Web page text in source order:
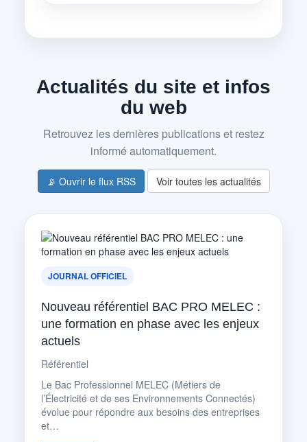
Actualités du site et infos
du web
Retrouvez les dernières publications et restez
informé automatiquement.
📡 Ouvrir le flux RSS Voir toutes les actualités
JOURNAL OFFICIEL
Nouveau référentiel BAC PRO MELEC :
une formation en phase avec les enjeux
actuels
Référentiel
Le Bac Professionnel MELEC (Métiers de
l’Électricité et de ses Environnements Connectés)
évolue pour répondre aux besoins des entreprises
et…